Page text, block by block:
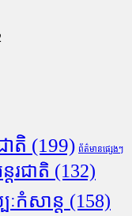
ាតិ (199) ព័ត៌មានផ្សេងៗ
រជាតិ (132)
កំសាន្ត (158)